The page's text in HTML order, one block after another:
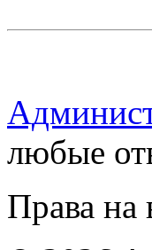
любые
Права на